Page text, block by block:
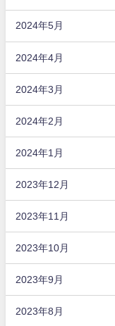
2024年5月
2024年4月
2024年3月
2024年2月
2024年1月
2023年12月
2023年11月
2023年10月
2023年9月
2023年8月